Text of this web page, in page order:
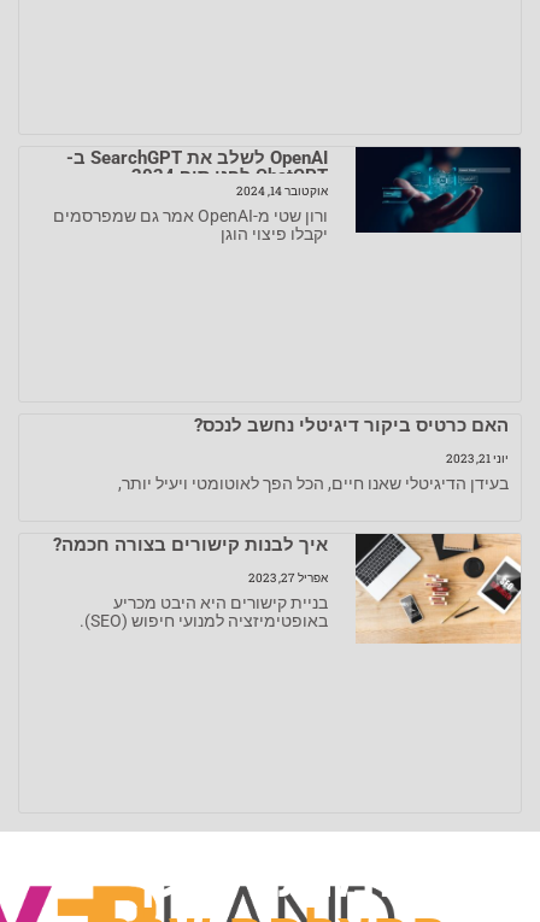
OpenAI לשלב את SearchGPT ב-
ChatGPT לפני סוף 2024
אוקטובר 14, 2024
ורון שטי מ-OpenAI אמר גם שמפרסמים
יקבלו פיצוי הוגן
האם כרטיס ביקור דיגיטלי נחשב לנכס?
יוני 21, 2023
בעידן הדיגיטלי שאנו חיים, הכל הפך לאוטומטי ויעיל יותר,
איך לבנות קישורים בצורה חכמה?
אפריל 27, 2023
בניית קישורים היא היבט מכריע
באופטימיזציה למנועי חיפוש (SEO).
המותג שלך